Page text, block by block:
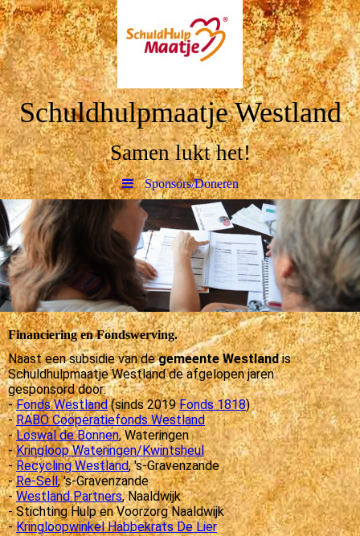
Schuldhulpmaatje Westland
Samen lukt het!
Sponsors/Doneren
Financiering en Fondswerving.
Naast een subsidie van degemeente Westlandis
Schuldhulpmaatje Westland de afgelopen jaren
gesponsord door:
-Fonds Westland(sinds 2019Fonds 1818)
-RABO Coöperatiefonds Westland
-Loswal de Bonnen, Wateringen
-Kringloop Wateringen/Kwintsheul
-Recycling Westland, 's-Gravenzande
-Re-Sell, 's-Gravenzande
-Westland Partners, Naaldwijk
- Stichting Hulp en Voorzorg Naaldwijk
-Kringloopwinkel Habbekrats De Lier